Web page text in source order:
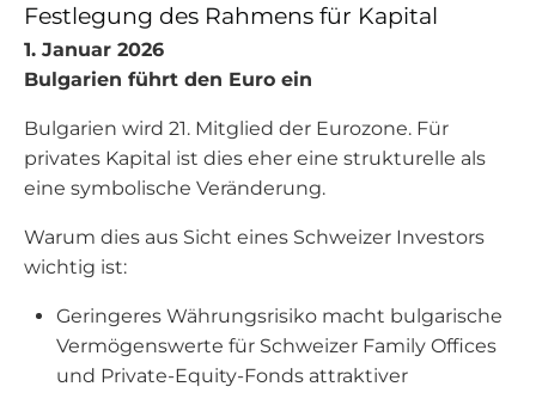
Festlegung des Rahmens für Kapital
1. Januar 2026
Bulgarien führt den Euro ein
Bulgarien wird 21. Mitglied der Eurozone. Für
privates Kapital ist dies eher eine strukturelle als
eine symbolische Veränderung.
Warum dies aus Sicht eines Schweizer Investors
wichtig ist:
Geringeres Währungsrisiko macht bulgarische
Vermögenswerte für Schweizer Family Offices
und Private-Equity-Fonds attraktiver